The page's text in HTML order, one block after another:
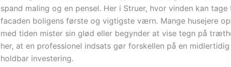
spand maling og en pensel. Her i Struer, hvor vinden kan
facaden boligens første og vigtigste værn. Mange husejere
med tiden mister sin glød eller begynder at vise tegn på
her, at en professionel indsats gør forskellen på en
holdbar investering.